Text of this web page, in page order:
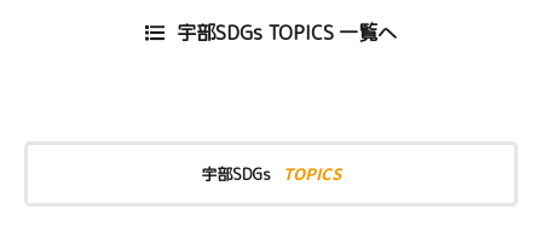
宇部SDGs TOPICS 一覧へ
宇部SDGs TOPICS